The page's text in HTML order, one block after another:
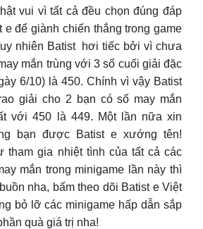
vui vì tất cả đều chọn đúng đáp
e để giành chiến thắng trong game
nhiên Batist hơi tiếc bởi vì chưa
mắn trùng với 3 số cuối giải đặc
6/10) là 450. Chính vì vậy Batist
giải cho 2 bạn có số may mắn
với 450 là 449. Một lần nữa xin
bạn được Batist e xướng tên!
tham gia nhiệt tình của tất cả các
mắn trong minigame lần này thì
nha, bấm theo dõi Batist e Việt
bỏ lỡ các minigame hấp dẫn sắp
quà giá trị nha!